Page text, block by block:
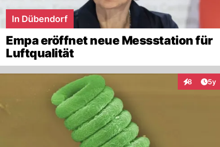
In Dübendorf
Empa eröffnet neue Messstation für
Luftqualität
8 5y